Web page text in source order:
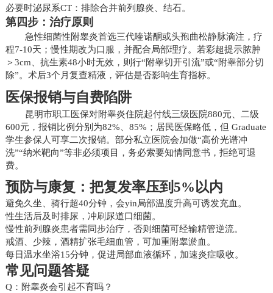
必要时泌尿系CT：排除合并前列腺炎、结石。
第四步：治疗原则
急性细菌性附睾炎首选三代喹诺酮或头孢曲松静脉滴注，疗
程7-10天；慢性期改为口服，并配合局部理疗。若彩超提示脓肿
＞3cm、抗生素48小时无效，则行“附睾切开引流”或“附睾部分切
除”。术后3个月复查精液，评估是否影响生育指标。
医保报销与自费陷阱
昆明市职工医保对附睾炎住院起付线三级医院880元、二级
600元，报销比例分别为82%、85%；居民医保略低，但 Graduate
学生参保人可享二次报销。部分私立医院会加做“高价光谱冲
洗”“纳米靶向”等非必须项目，务必索要知情同意书，拒绝可退
费。
预防与康复：把复发率压到5%以内
避免久坐、骑行超40分钟，会yin局部温度升高可诱发充血。
性生活后及时排尿，冲刷尿道口细菌。
慢性前列腺炎患者需同步治疗，否则细菌可经输精管逆流。
戒酒、少辣，酒精扩张毛细血管，可加重附睾淤血。
每日温水坐浴15分钟，促进局部血液循环，加速炎症吸收。
常见问题答疑
Q：附睾炎会引起不育吗？